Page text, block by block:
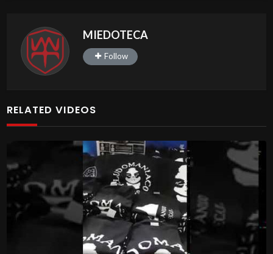
MIEDOTECA
Follow
RELATED VIDEOS